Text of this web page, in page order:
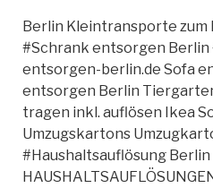
Berlin Kleintransporte zum
#Schrank entsorgen
entsorgen-berlin.de Sofa
entsorgen Berlin
tragen inkl. auflösen Ikea
Umzugskartons
#Haushaltsauflösung